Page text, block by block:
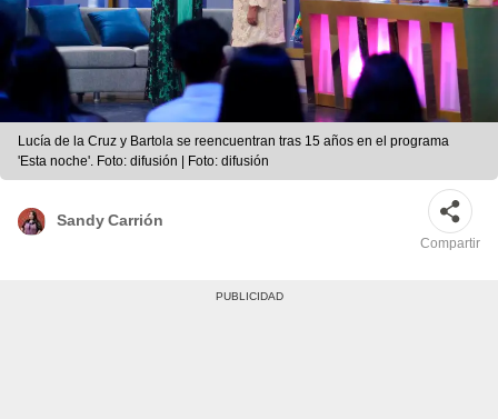
Lucía de la Cruz y Bartola se reencuentran tras 15 años en el programa
'Esta noche'. Foto: difusión | Foto: difusión
Sandy Carrión
Compartir